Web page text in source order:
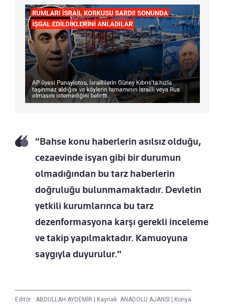
"Bahse konu haberlerin asılsız olduğu,
cezaevinde isyan gibi bir durumun
olmadığından bu tarz haberlerin
doğruluğu bulunmamaktadır. Devletin
yetkili kurumlarınca bu tarz
dezenformasyona karşı gerekli inceleme
ve takip yapılmaktadır. Kamuoyuna
saygıyla duyurulur."
Editör : ABDULLAH AYDEMİR Kaynak: ANADOLU AJANSI Konya